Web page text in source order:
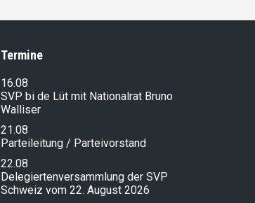
Termine
16.08
SVP bi de Lüt mit Nationalrat Bruno
Walliser
21.08
Parteileitung / Parteivorstand
22.08
Delegiertenversammlung der SVP
Schweiz vom 22. August 2026